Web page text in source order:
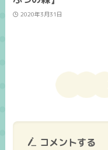
2020年3月31日
コメントする